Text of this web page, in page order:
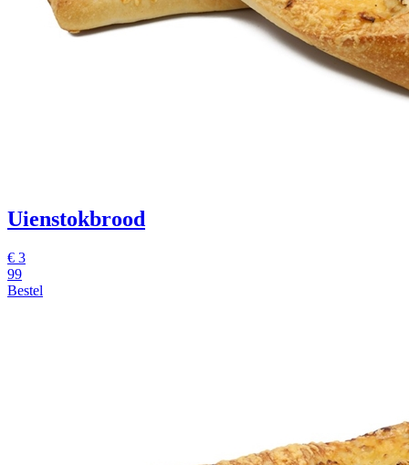
Uienstokbrood
€ 3
99
Bestel